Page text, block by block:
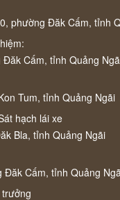
phường Đăk Cấm, tỉnh
Cấm, tỉnh Quảng
Tum, tỉnh Quảng Ngãi
hạch lái xe
Bla, tỉnh Quảng Ngãi
Cấm, tỉnh Quảng